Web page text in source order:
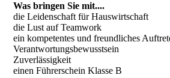
Was bringen Sie mit....
die Leidenschaft für Hauswirtschaft
die Lust auf Teamwork
ein kompetentes und freundliches
Verantwortungsbewusstsein
Zuverlässigkeit
einen Führerschein Klasse B